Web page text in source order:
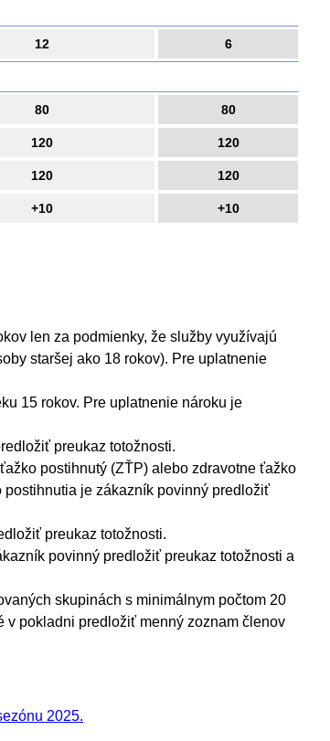
12 6
80 80
120 120
120 120
+10 +10
len za podmienky, že služby využívajú
staršej ako 18 rokov). Pre uplatnenie
15 rokov. Pre uplatnenie nároku je
preukaz totožnosti.
postihnutý (ZŤP) alebo zdravotne ťažko
je zákazník povinný predložiť
preukaz totožnosti.
povinný predložiť preukaz totožnosti a
skupinách s minimálnym počtom 20
v pokladni predložiť menný zoznam členov
2025.